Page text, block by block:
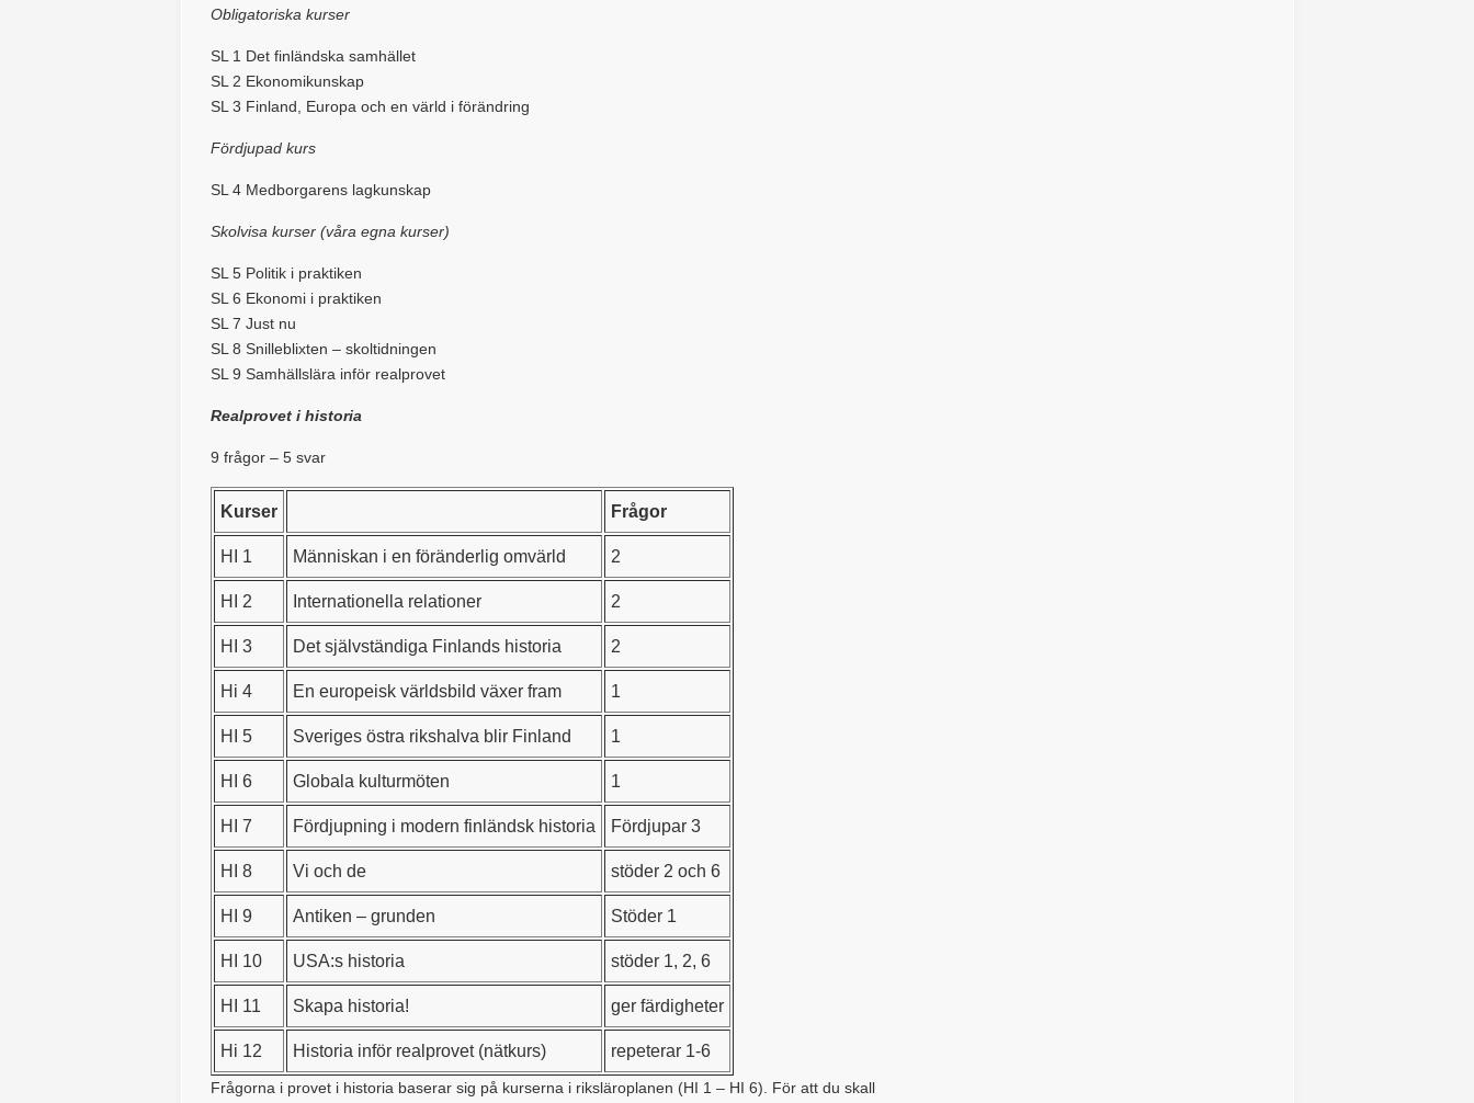
Obligatoriska kurser
SL 1 Det finländska samhället
SL 2 Ekonomikunskap
SL 3 Finland, Europa och en värld i förändring
Fördjupad kurs
SL 4 Medborgarens lagkunskap
Skolvisa kurser (våra egna kurser)
SL 5 Politik i praktiken
SL 6 Ekonomi i praktiken
SL 7 Just nu
SL 8 Snilleblixten – skoltidningen
SL 9 Samhällslära inför realprovet
Realprovet i historia
9 frågor – 5 svar
Kurser Frågor
HI 1 Människan i en föränderlig omvärld 2
HI 2 Internationella relationer 2
HI 3 Det självständiga Finlands historia 2
Hi 4 En europeisk världsbild växer fram 1
HI 5 Sveriges östra rikshalva blir Finland 1
HI 6 Globala kulturmöten 1
HI 7 Fördjupning i modern finländsk historia Fördjupar 3
HI 8 Vi och de stöder 2 och 6
HI 9 Antiken – grunden Stöder 1
HI 10 USA:s historia stöder 1, 2, 6
HI 11 Skapa historia! ger färdigheter
Hi 12 Historia inför realprovet (nätkurs) repeterar 1-6
Frågorna i provet i historia baserar sig på kurserna i riksläroplanen (HI 1 – HI 6). För att du skall